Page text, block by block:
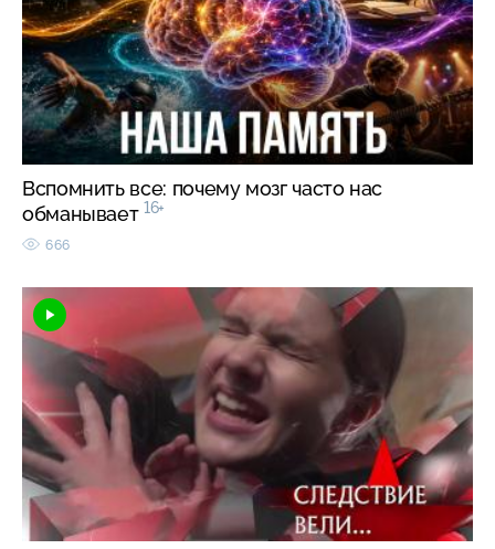
Вспомнить все: почему мозг часто нас
обманывает 16+
666